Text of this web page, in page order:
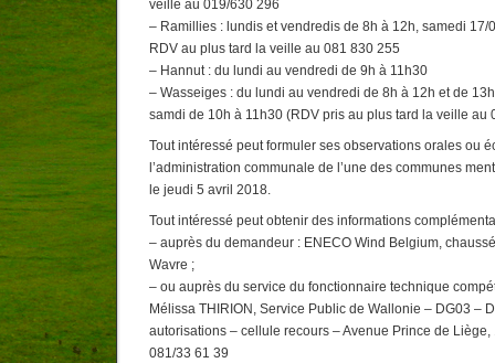
veille au 019/630 296
– Ramillies : lundis et vendredis de 8h à 12h, samedi 17/
RDV au plus tard la veille au 081 830 255
– Hannut : du lundi au vendredi de 9h à 11h30
– Wasseiges : du lundi au vendredi de 8h à 12h et de
samdi de 10h à 11h30 (RDV pris au plus tard la veille au
Tout intéressé peut formuler ses observations orales ou
l’administration communale de l’une des communes
le jeudi 5 avril 2018.
Tout intéressé peut obtenir des informations
– auprès du demandeur : ENECO Wind Belgium,
Wavre ;
– ou auprès du service du fonctionnaire technique
Mélissa THIRION, Service Public de Wallonie – DG03 –
autorisations – cellule recours – Avenue Prince de Liège,
081/33 61 39